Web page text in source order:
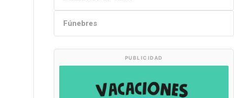
Fúnebres
PUBLICIDAD